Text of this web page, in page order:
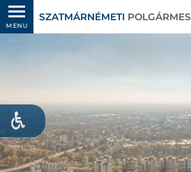
MENU
SZATMÁRNÉMETI